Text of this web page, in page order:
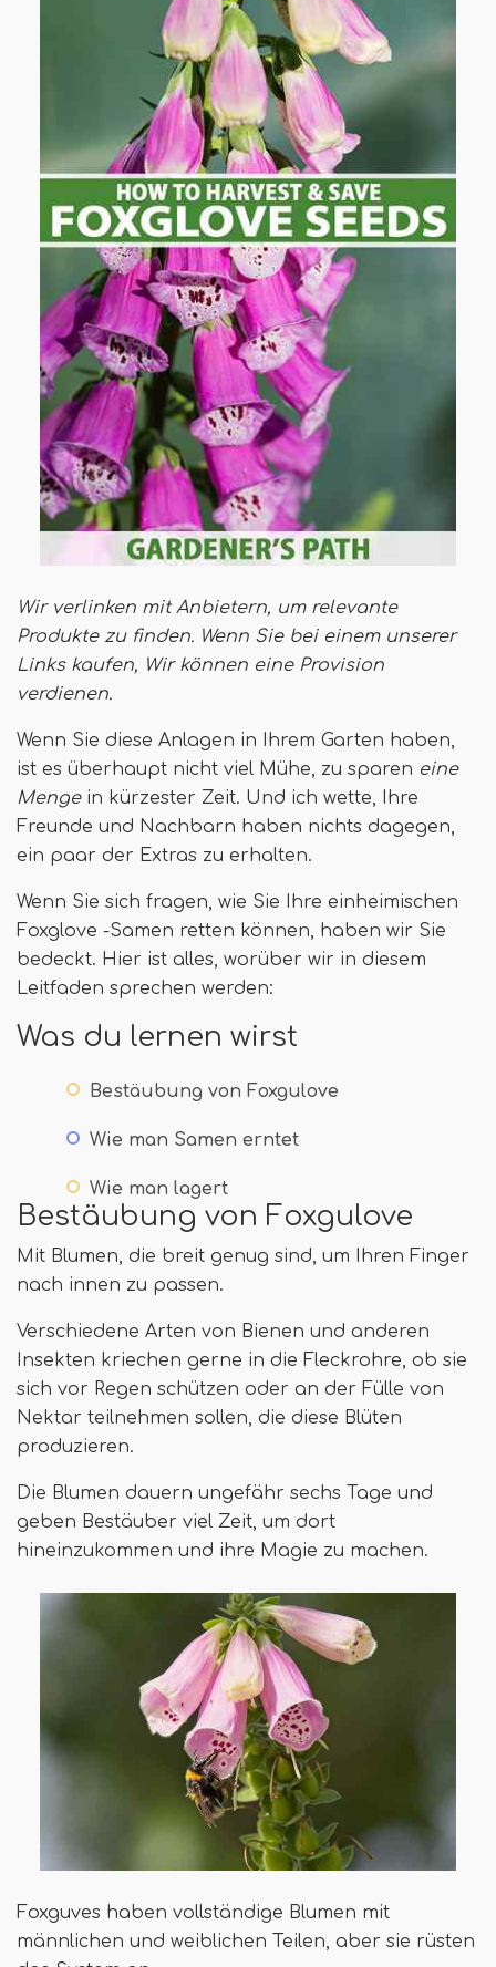
Wir verlinken mit Anbietern, um relevante
Produkte zu finden. Wenn Sie bei einem unserer
Links kaufen, Wir können eine Provision
verdienen.
Wenn Sie diese Anlagen in Ihrem Garten haben,
ist es überhaupt nicht viel Mühe, zu sparen eine
Mengein kürzester Zeit. Und ich wette, Ihre
Freunde und Nachbarn haben nichts dagegen,
ein paar der Extras zu erhalten.
Wenn Sie sich fragen, wie Sie Ihre einheimischen
Foxglove -Samen retten können, haben wir Sie
bedeckt. Hier ist alles, worüber wir in diesem
Leitfaden sprechen werden:
Was du lernen wirst
Bestäubung von Foxgulove
Wie man Samen erntet
Wie man lagert
Bestäubung von Foxgulove
Mit Blumen, die breit genug sind, um Ihren Finger
nach innen zu passen.
Verschiedene Arten von Bienen und anderen
Insekten kriechen gerne in die Fleckrohre, ob sie
sich vor Regen schützen oder an der Fülle von
Nektar teilnehmen sollen, die diese Blüten
produzieren.
Die Blumen dauern ungefähr sechs Tage und
geben Bestäuber viel Zeit, um dort
hineinzukommen und ihre Magie zu machen.
Foxguves haben vollständige Blumen mit
männlichen und weiblichen Teilen, aber sie rüsten